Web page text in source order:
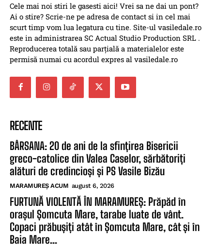
Cele mai noi stiri le gasesti aici! Vrei sa ne dai un pont?
Ai o stire? Scrie-ne pe adresa de contact si in cel mai
scurt timp vom lua legatura cu tine. Site-ul vasiledale.ro
este in administrarea SC Actual Studio Production SRL .
Reproducerea totală sau parțială a materialelor este
permisă numai cu acordul expres al vasiledale.ro
RECENTE
BÂRSANA: 20 de ani de la sfințirea Bisericii
greco-catolice din Valea Caselor, sărbătoriți
alături de credincioși și PS Vasile Bizău
MARAMUREȘ ACUM august 6, 2026
FURTUNĂ VIOLENTĂ ÎN MARAMUREȘ: Prăpăd în
orașul Șomcuta Mare, tarabe luate de vânt.
Copaci prăbușiți atât în Șomcuta Mare, cât și în
Baia Mare...